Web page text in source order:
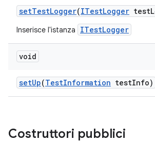
setTestLogger(ITestLogger test
Inserisce l'istanza ITestLogger
void
setUp(TestInformation testInfo)
Costruttori pubblici